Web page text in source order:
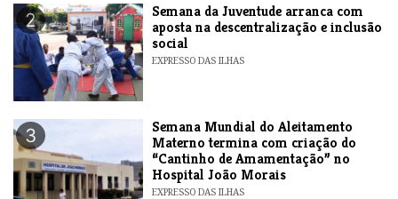
2
Semana da Juventude arranca com
aposta na descentralização e inclusão
social
EXPRESSO DAS ILHAS
3
Semana Mundial do Aleitamento
Materno termina com criação do
“Cantinho de Amamentação” no
Hospital João Morais
EXPRESSO DAS ILHAS